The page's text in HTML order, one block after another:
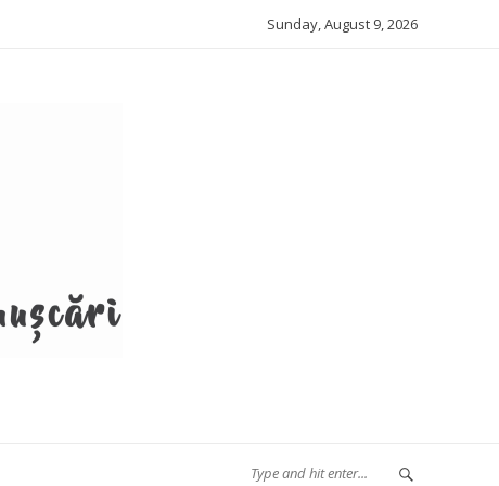
Sunday, August 9, 2026